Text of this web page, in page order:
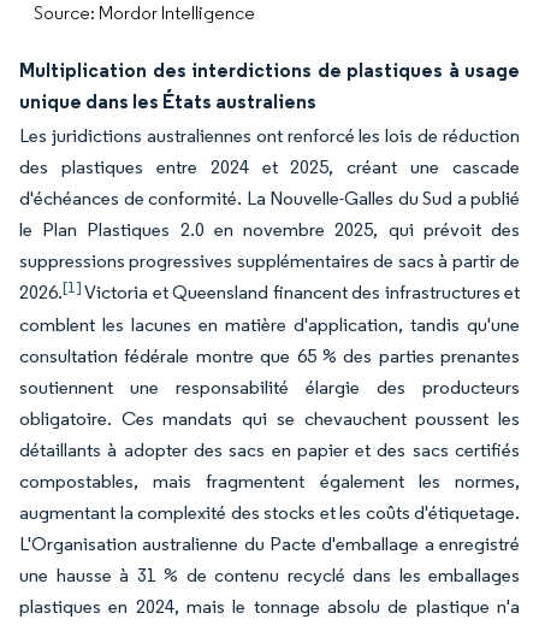
Source: Mordor Intelligence
Multiplication des interdictions de plastiques à usage
unique dans les États australiens
Les juridictions australiennes ont renforcé les lois de réduction
des plastiques entre 2024 et 2025, créant une cascade
d'échéances de conformité. La Nouvelle-Galles du Sud a publié
le Plan Plastiques 2.0 en novembre 2025, qui prévoit des
suppressions progressives supplémentaires de sacs à partir de
2026.[1]Victoria et Queensland financent des infrastructures et
comblent les lacunes en matière d'application, tandis qu'une
consultation fédérale montre que 65 % des parties prenantes
soutiennent une responsabilité élargie des producteurs
obligatoire. Ces mandats qui se chevauchent poussent les
détaillants à adopter des sacs en papier et des sacs certifiés
compostables, mais fragmentent également les normes,
augmentant la complexité des stocks et les coûts d'étiquetage.
L'Organisation australienne du Pacte d'emballage a enregistré
une hausse à 31 % de contenu recyclé dans les emballages
plastiques en 2024, mais le tonnage absolu de plastique n'a